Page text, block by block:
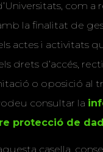
com
la finalitat de
actes i activitats
drets d’accés,
o oposició al
consultar la
protecció de
casella,